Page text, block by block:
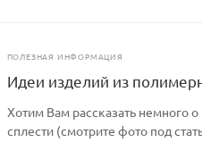
ПОЛЕЗНАЯ ИНФОРМАЦИЯ
Идеи изделий из
Хотим Вам рассказать немного
сплести (смотрите фото под